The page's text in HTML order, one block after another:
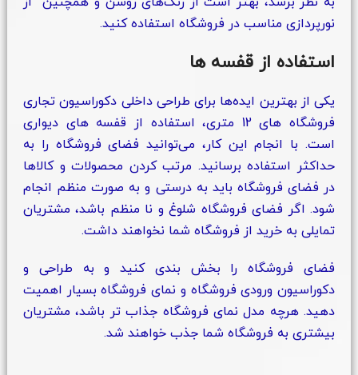
نورپردازی مناسب در فروشگاه استفاده کنید.
استفاده از قفسه ها
یکی از بهترین ایده‌ها برای طراحی داخلی دکوراسیون تجاری
فروشگاه‌ های 12 متری، استفاده از قفسه‌ های دیواری
است. با انجام این کار، می‌توانید فضای فروشگاه را به
حداکثر استفاده برسانید. مرتب کردن محصولات و کالاها
در فضای فروشگاه باید به درستی و به صورت منظم انجام
شود. اگر فضای فروشگاه شلوغ و نا منظم باشد، مشتریان
تمایلی به خرید از فروشگاه شما نخواهند داشت.
فضای فروشگاه را بخش بندی کنید و به طراحی و
دکوراسیون ورودی فروشگاه و نمای فروشگاه بسیار اهمیت
دهید. هرچه مدل نمای فروشگاه جذاب‌ تر باشد، مشتریان
بیشتری به فروشگاه شما جذب خواهند شد.